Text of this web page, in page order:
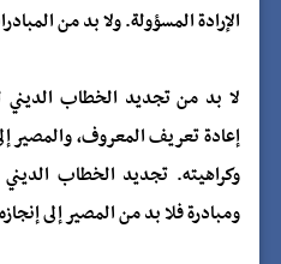
الإرادة المسؤولة. ولا بد من
لا بد من تجديد الخطاب الديني
إعادة تعريف المعروف، والمصير
وكراهيته. تجديد الخطاب
ومبادرة فلا بد من المصير إلى